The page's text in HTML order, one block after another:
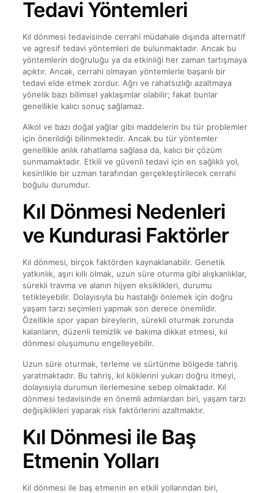
Tedavi Yöntemleri
Kıl dönmesi tedavisinde cerrahi müdahale dışında alternatif
ve agresif tedavi yöntemleri de bulunmaktadır. Ancak bu
yöntemlerin doğruluğu ya da etkinliği her zaman tartışmaya
açıktır. Ancak, cerrahi olmayan yöntemlerle başarılı bir
tedavi elde etmek zordur. Ağrı ve rahatsızlığı azaltmaya
yönelik bazı bilimsel yaklaşımlar olabilir; fakat bunlar
genellikle kalıcı sonuç sağlamaz.
Alkol ve bazı doğal yağlar gibi maddelerin bu tür problemler
için önerildiği bilinmektedir. Ancak bu tür yöntemler
genellikle anlık rahatlama sağlasa da, kalıcı bir çözüm
sunmamaktadır. Etkili ve güvenli tedavi için en sağlıklı yol,
kesinlikle bir uzman tarafından gerçekleştirilecek cerrahi
boğulu durumdur.
Kıl Dönmesi Nedenleri
ve Kundurasi Faktörler
Kıl dönmesi, birçok faktörden kaynaklanabilir. Genetik
yatkınlık, aşırı kıllı olmak, uzun süre oturma gibi alışkanlıklar,
sürekli travma ve alanın hijyen eksiklikleri, durumu
tetikleyebilir. Dolayısıyla bu hastalığı önlemek için doğru
yaşam tarzı seçimleri yapmak son derece önemlidir.
Özellikle spor yapan bireylerin, sürekli oturmak zorunda
kalanların, düzenli temizlik ve bakıma dikkat etmesi, kıl
dönmesi oluşumunu engelleyebilir.
Uzun süre oturmak, terleme ve sürtünme bölgede tahriş
yaratmaktadır. Bu tahriş, kıl köklerini yukarı doğru itmeyi,
dolayısıyla durumun ilerlemesine sebep olmaktadır. Kıl
dönmesi tedavisinde en önemli adımlardan biri, yaşam tarzı
değişiklikleri yaparak risk faktörlerini azaltmaktır.
Kıl Dönmesi ile Baş
Etmenin Yolları
Kıl dönmesi ile baş etmenin en etkili yollarından biri,